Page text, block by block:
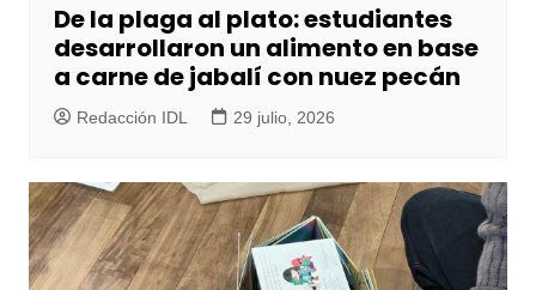
De la plaga al plato: estudiantes
desarrollaron un alimento en base
a carne de jabalí con nuez pecán
Redacción IDL 29 julio, 2026